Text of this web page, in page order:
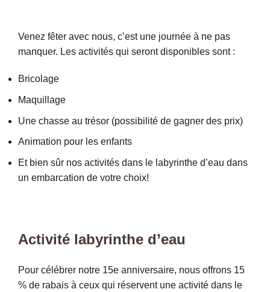
Venez fêter avec nous, c’est une journée à ne pas
manquer. Les activités qui seront disponibles sont :
Bricolage
Maquillage
Une chasse au trésor (possibilité de gagner des prix)
Animation pour les enfants
Et bien sûr nos activités dans le labyrinthe d’eau dans
un embarcation de votre choix!
Activité labyrinthe d’eau
Pour célébrer notre 15e anniversaire, nous offrons 15
% de rabais à ceux qui réservent une activité dans le